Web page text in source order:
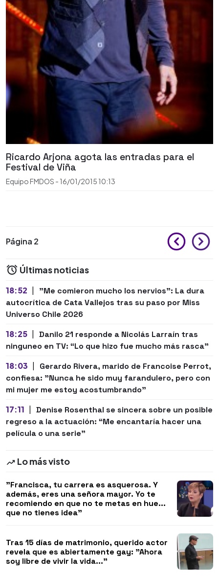
Ricardo Arjona agota las entradas para el
Festival de Viña
Equipo FMDOS - 16/01/2015 10:13
Página 2
Últimas noticias
18:52
"Me comieron mucho los nervios": La dura
autocrítica de Cata Vallejos tras su paso por Miss
Universo Chile 2026
18:25
Danilo 21 responde a Nicolás Larraín tras
ninguneo en TV: “Lo que hizo fue mucho más rasca”
18:03
Gerardo Rivera, marido de Francoise Perrot,
confiesa: "Nunca he sido muy farandulero, pero con
mi mujer me estoy acostumbrando"
17:11
Denise Rosenthal se sincera sobre un posible
regreso a la actuación: “Me encantaría hacer una
película o una serie"
Lo más visto
"Francisca, tu carrera es asquerosa. Y
además, eres una señora mayor. Yo te
recomiendo en que no te metas en hue...
que no tienes idea"
Tras 15 días de matrimonio, querido actor
revela que es abiertamente gay: "Ahora
soy libre de vivir la vida..."